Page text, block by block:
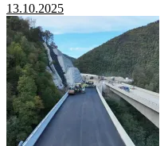
13.10.2025